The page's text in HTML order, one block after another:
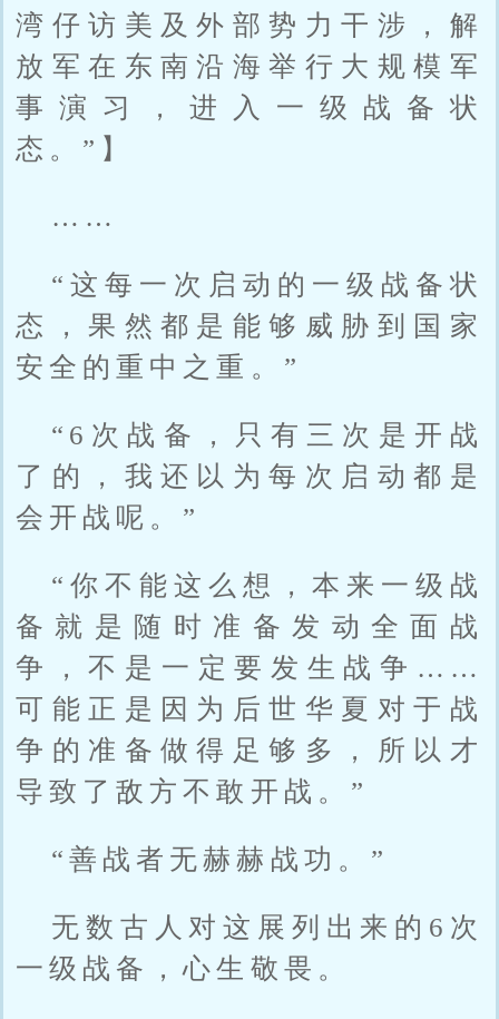
湾仔访美及外部势力干涉，解
放军在东南沿海举行大规模军
事演习，进入一级战备状
态。”】
……
“这每一次启动的一级战备状
态，果然都是能够威胁到国家
安全的重中之重。”
“6次战备，只有三次是开战
了的，我还以为每次启动都是
会开战呢。”
“你不能这么想，本来一级战
备就是随时准备发动全面战
争，不是一定要发生战争……
可能正是因为后世华夏对于战
争的准备做得足够多，所以才
导致了敌方不敢开战。”
“善战者无赫赫战功。”
无数古人对这展列出来的6次
一级战备，心生敬畏。